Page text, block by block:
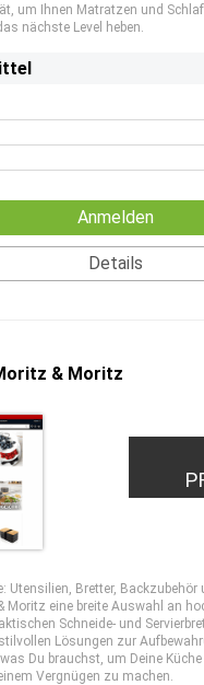
um Ihnen Matratzen und
nächste Level heben.
Anmelden
Details
& Moritz
Utensilien, Bretter, Backzubehör
Moritz eine breite Auswahl an
Schneide- und
Lösungen zur
Du brauchst, um Deine
Vergnügen zu machen.